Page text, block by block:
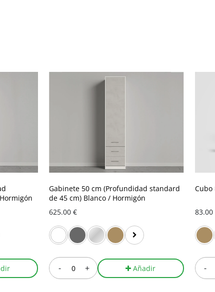
Gabinete 50 cm (Profundidad standard
de 45 cm) Blanco / Hormigón
625.00 €
- + Añadir
Cubo
83.00
-